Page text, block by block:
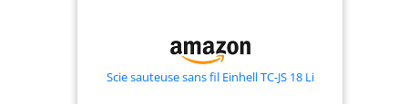
Scie sauteuse sans fil Einhell TC-JS 18 Li